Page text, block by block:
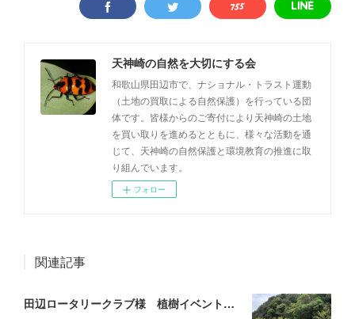
天神崎の自然を大切にする会
和歌山県田辺市で、ナショナル・トラスト運動
（土地の買取による自然保護）を行っている団
体です。皆様からのご寄付により天神崎の土地
を買い取りを進めるとともに、様々な活動を通
じて、天神崎の自然保護と環境教育の推進に取
り組んでいます。
フォロー
関連記事
田辺ロータリークラブ様 植樹イベント開催しました